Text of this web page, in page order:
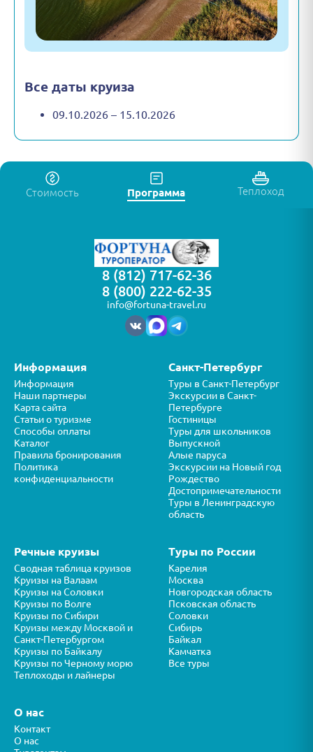
Все даты круиза
09.10.2026 – 15.10.2026
Стоимость Программа Теплоход
8 (812) 717-62-36
8 (800) 222-62-35
info@fortuna-travel.ru
Информация
Информация
Наши партнеры
Карта сайта
Статьи о туризме
Способы оплаты
Каталог
Правила бронирования
Политика
конфиденциальности
Санкт-Петербург
Туры в Санкт-Петербург
Экскурсии в Санкт-
Петербурге
Гостиницы
Туры для школьников
Выпускной
Алые паруса
Экскурсии на Новый год
Рождество
Достопримечательности
Туры в Ленинградскую
область
Речные круизы
Сводная таблица круизов
Круизы на Валаам
Круизы на Соловки
Круизы по Волге
Круизы по Сибири
Круизы между Москвой и
Санкт-Петербургом
Круизы по Байкалу
Круизы по Черному морю
Теплоходы и лайнеры
Туры по России
Карелия
Москва
Новгородская область
Псковская область
Соловки
Сибирь
Байкал
Камчатка
Все туры
О нас
Контакт
О нас